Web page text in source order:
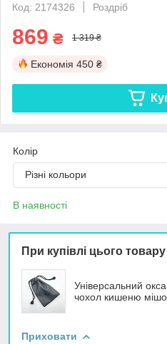
Код: 2174326
Роздріб
869 ₴ 1 319 ₴
Економія 450 ₴
Колір
Різні кольори
В наявності
При купівлі цього
Універсальний
чохол кишеню
Приховати